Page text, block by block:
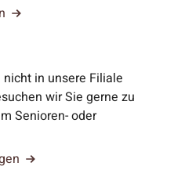
in unsere Filiale
wir Sie gerne zu
Senioren- oder